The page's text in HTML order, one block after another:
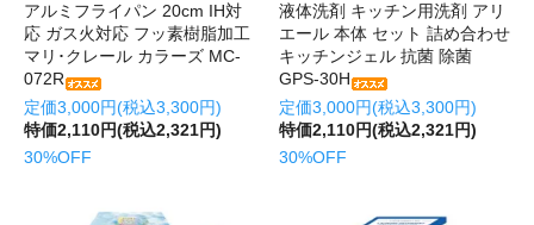
アルミフライパン 20cm IH対
応 ガス火対応 フッ素樹脂加工
マリ･クレール カラーズ MC-
072R
定価3,000円(税込3,300円)
特価2,110円(税込2,321円)
30%OFF
液体洗剤 キッチン用洗剤 アリ
エール 本体 セット 詰め合わせ
キッチンジェル 抗菌 除菌
GPS-30H
定価3,000円(税込3,300円)
特価2,110円(税込2,321円)
30%OFF